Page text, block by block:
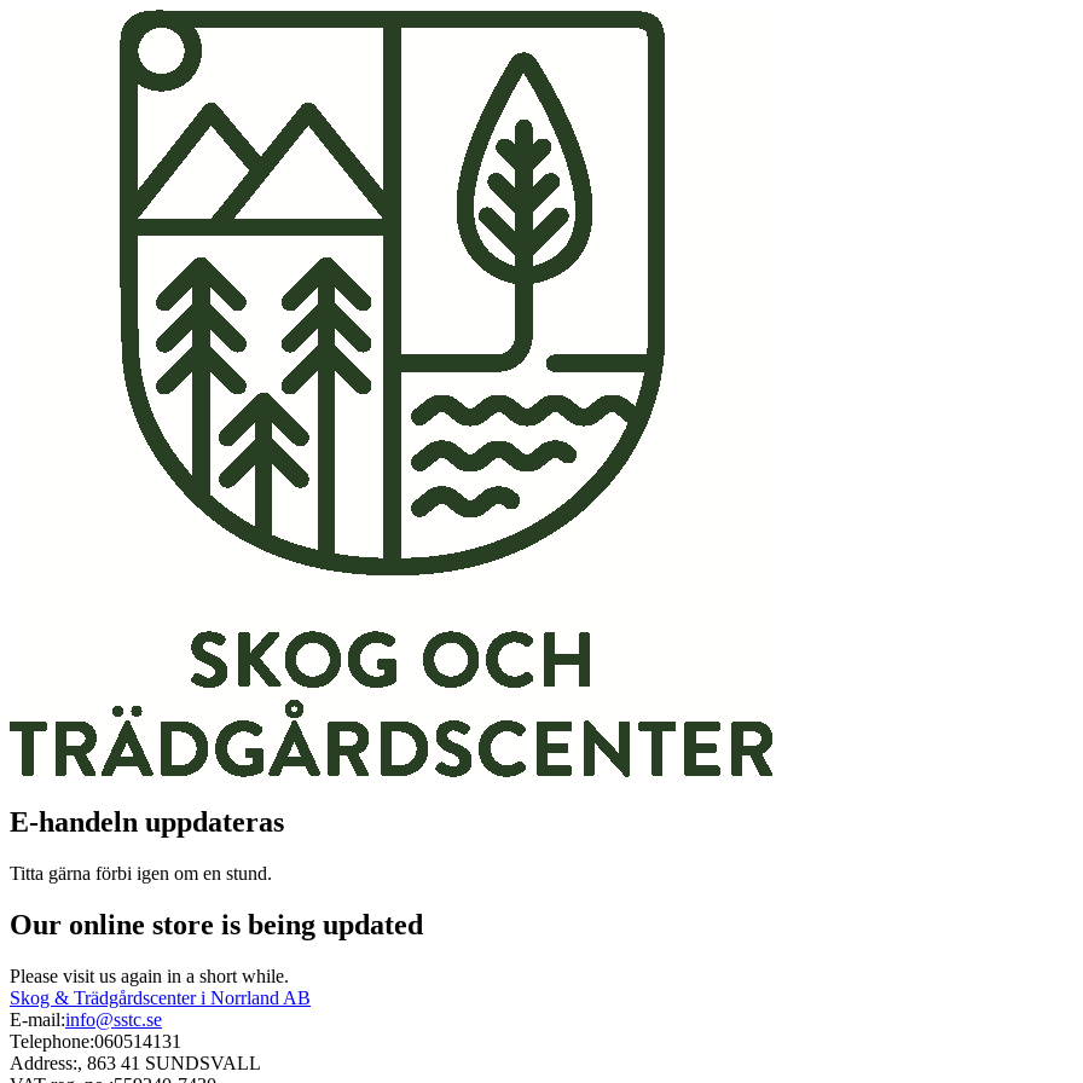
E-handeln uppdateras
Titta gärna förbi igen om en stund.
Our online store is being updated
Please visit us again in a short while.
Skog & Trädgårdscenter i Norrland AB
E-mail:info@sstc.se
Telephone:060514131
Address:, 863 41 SUNDSVALL